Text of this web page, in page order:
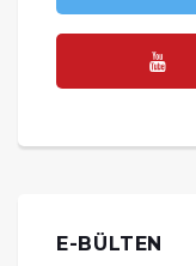
E-BÜLTEN